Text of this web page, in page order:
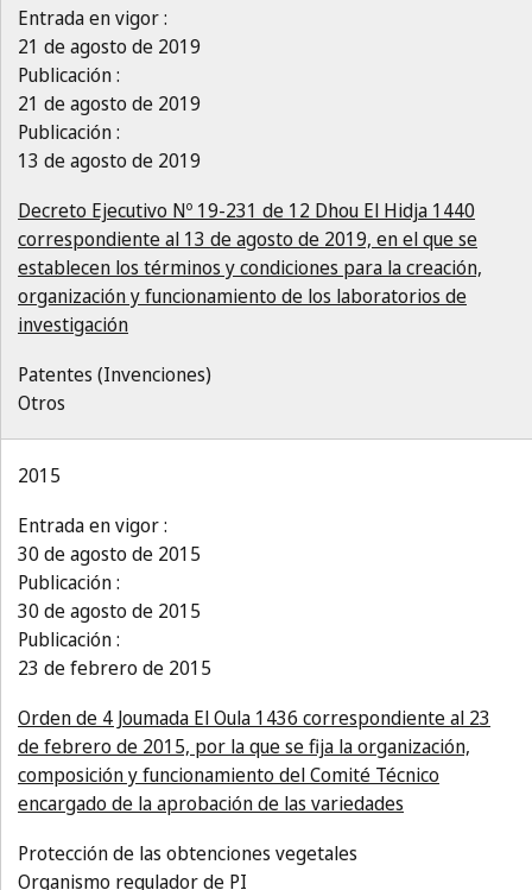
Entrada en vigor :
21 de agosto de 2019
Publicación :
21 de agosto de 2019
Publicación :
13 de agosto de 2019
Decreto Ejecutivo Nº 19-231 de 12 Dhou El Hidja 1440
correspondiente al 13 de agosto de 2019, en el que se
establecen los términos y condiciones para la creación,
organización y funcionamiento de los laboratorios de
investigación
Patentes (Invenciones)
Otros
2015
Entrada en vigor :
30 de agosto de 2015
Publicación :
30 de agosto de 2015
Publicación :
23 de febrero de 2015
Orden de 4 Joumada El Oula 1436 correspondiente al 23
de febrero de 2015, por la que se fija la organización,
composición y funcionamiento del Comité Técnico
encargado de la aprobación de las variedades
Protección de las obtenciones vegetales
Organismo regulador de PI